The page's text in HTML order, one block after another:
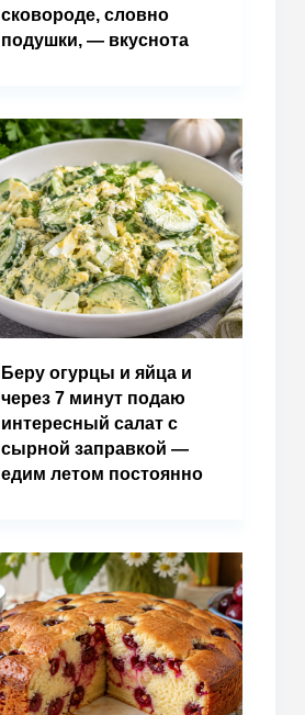
сковороде, словно
подушки, — вкуснота
Беру огурцы и яйца и
через 7 минут подаю
интересный салат с
сырной заправкой —
едим летом постоянно